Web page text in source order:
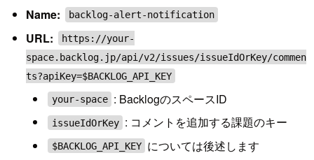
Name: backlog-alert-notification
URL:
https://your-
space.backlog.jp/api/v2/issues/issueIdOrKey/commen
ts?apiKey=$BACKLOG_API_KEY
your-space : BacklogのスペースID
issueIdOrKey : コメントを追加する課題のキー
$BACKLOG_API_KEY については後述します